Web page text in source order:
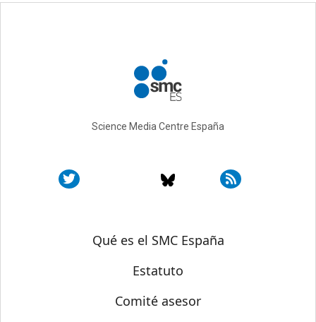
Science Media Centre España
Sobre SMC España
Qué es el SMC España
Estatuto
Comité asesor